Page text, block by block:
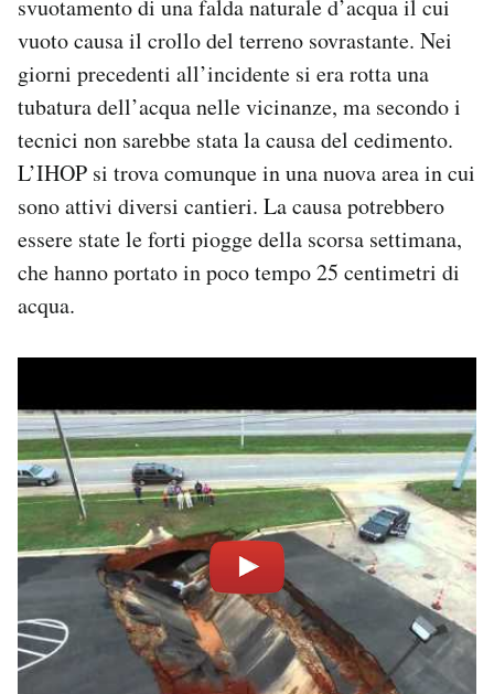
svuotamento di una falda naturale d’acqua il cui
vuoto causa il crollo del terreno sovrastante. Nei
giorni precedenti all’incidente si era rotta una
tubatura dell’acqua nelle vicinanze, ma secondo i
tecnici non sarebbe stata la causa del cedimento.
L’IHOP si trova comunque in una nuova area in cui
sono attivi diversi cantieri. La causa potrebbero
essere state le forti piogge della scorsa settimana,
che hanno portato in poco tempo 25 centimetri di
acqua.